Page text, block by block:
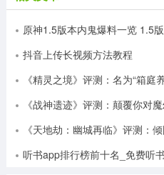
4、立即下载快提词APP
路吧
原神1.5版本内鬼爆料一览 1.5
抖音上传长视频方法教程
《精灵之境》评测：名为“箱庭
《战神遗迹》评测：颠覆你对
听书app排行榜前十名_免费听